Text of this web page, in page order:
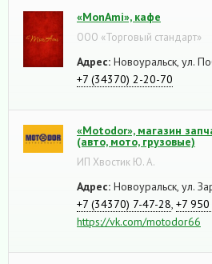
«MonAmi», кафе
ООО «Торговый стандарт»
Адрес: Новоуральск, ул.
+7 (34370) 2-20-70
«Motodor», магазин
(авто, мото, грузовые)
ИП Хвостик Ю. А.
Адрес: Новоуральск, ул.
+7 (34370) 7-47-28 +7
https://vk.com/motodor66